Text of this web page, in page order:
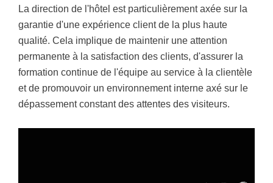
La direction de l'hôtel est particulièrement axée sur la
garantie d'une expérience client de la plus haute
qualité. Cela implique de maintenir une attention
permanente à la satisfaction des clients, d'assurer la
formation continue de l'équipe au service à la clientèle
et de promouvoir un environnement interne axé sur le
dépassement constant des attentes des visiteurs.